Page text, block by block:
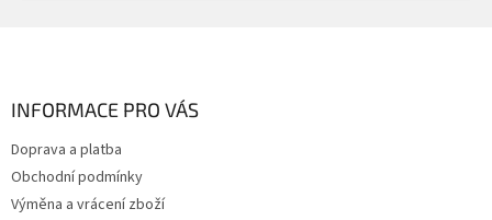
INFORMACE PRO VÁS
Doprava a platba
Obchodní podmínky
Výměna a vrácení zboží